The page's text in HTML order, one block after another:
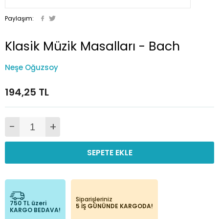
Paylaşım:
Klasik Müzik Masalları - Bach
Neşe Oğuzsoy
194,25 TL
- +
SEPETE EKLE
750 TL üzeri
KARGO BEDAVA!
Siparişleriniz
5 İŞ GÜNÜNDE KARGODA!